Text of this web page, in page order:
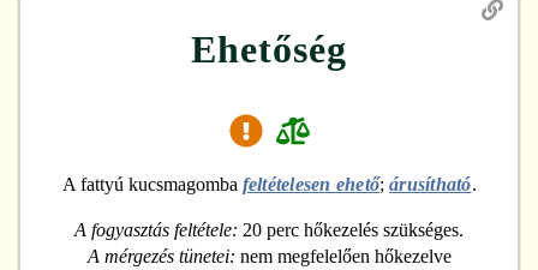
Ehetőség
A fattyú kucsmagomba feltételesen ehető; árusítható.
A fogyasztás feltétele: 20 perc hőkezelés szükséges.
A mérgezés tünetei: nem megfelelően hőkezelve